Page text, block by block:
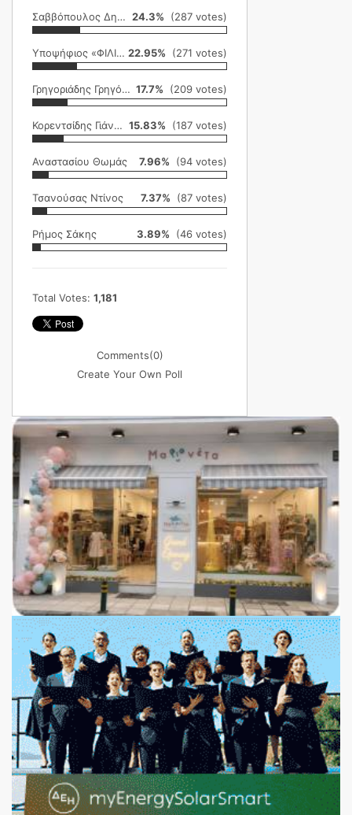
Σαββόπουλος Δημήτρης 24.3% (287 votes)
Υποψήφιος «ΦΙΛΙΚΗ ΕΤΑΙΡΕΙΑ» 22.95% (271 votes)
Γρηγοριάδης Γρηγόρης 17.7% (209 votes)
Κορεντσίδης Γιάννης 15.83% (187 votes)
Αναστασίου Θωμάς 7.96% (94 votes)
Τσανούσας Ντίνος 7.37% (87 votes)
Ρήμος Σάκης 3.89% (46 votes)
Total Votes: 1,181
Comments(0)
Create Your Own Poll